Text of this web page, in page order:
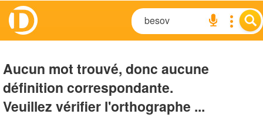
Aucun mot trouvé, donc aucune
définition correspondante.
Veuillez vérifier l'orthographe ...